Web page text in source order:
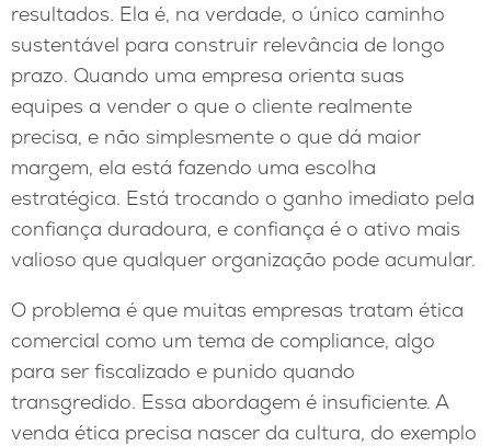
resultados. Ela é, na verdade, o único caminho
sustentável para construir relevância de longo
prazo. Quando uma empresa orienta suas
equipes a vender o que o cliente realmente
precisa, e não simplesmente o que dá maior
margem, ela está fazendo uma escolha
estratégica. Está trocando o ganho imediato pela
confiança duradoura, e confiança é o ativo mais
valioso que qualquer organização pode acumular.
O problema é que muitas empresas tratam ética
comercial como um tema de compliance, algo
para ser fiscalizado e punido quando
transgredido. Essa abordagem é insuficiente. A
venda ética precisa nascer da cultura, do exemplo